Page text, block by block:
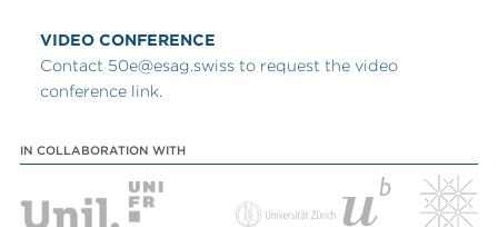
VIDEO CONFERENCE
Contact 50e@esag.swiss to request the video
conference link.
IN COLLABORATION WITH